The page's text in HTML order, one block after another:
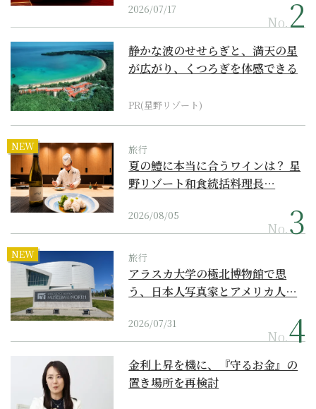
2026/07/17
No.
静かな波のせせらぎと、満天の星
が広がり、くつろぎを体感できる
PR(星野リゾート)
NEW 旅行
夏の鱧に本当に合うワインは？ 星
野リゾート和食統括料理長…
2026/08/05
No.
NEW 旅行
アラスカ大学の極北博物館で思
う、日本人写真家とアメリカ人…
2026/07/31
No.
金利上昇を機に、『守るお金』の
置き場所を再検討